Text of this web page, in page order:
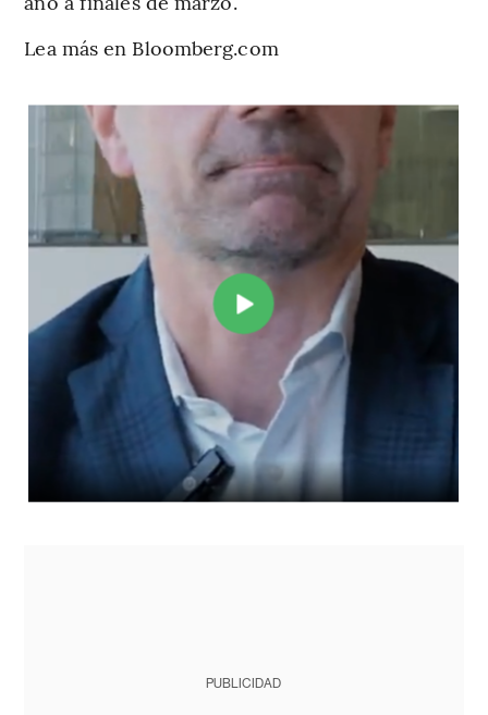
Lea más en Bloomberg.com
PUBLICIDAD